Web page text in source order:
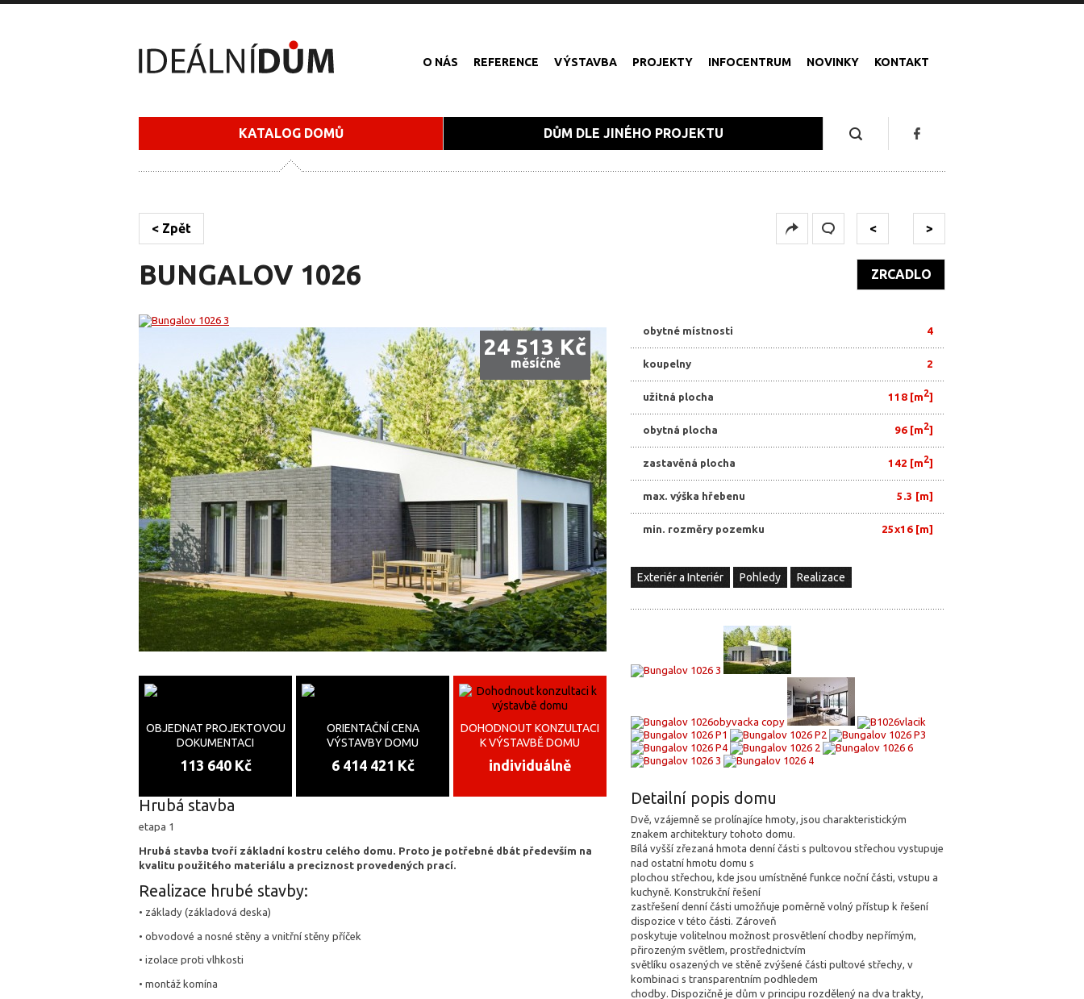
O NÁS REFERENCE VÝSTAVBA PROJEKTY INFOCENTRUM NOVINKY KONTAKT
KATALOG DOMŮ DŮM DLE JINÉHO PROJEKTU
>
<
< Zpět
BUNGALOV 1026 ZRCADLO
24 513 Kč
měsíčně
OBJEDNAT PROJEKTOVOU
DOKUMENTACI
113 640 Kč
ORIENTAČNÍ CENA
VÝSTAVBY DOMU
6 414 421 Kč
DOHODNOUT KONZULTACI
K VÝSTAVBĚ DOMU
individuálně
Hrubá stavba
etapa 1
Hrubá stavba tvoří základní kostru celého domu. Proto je potřebné dbát především na
kvalitu použitého materiálu a preciznost provedených prací.
Realizace hrubé stavby:
• základy (základová deska)
• obvodové a nosné stěny a vnitřní stěny příček
• izolace proti vlhkosti
• montáž komína
obytné místnosti 4
koupelny 2
užitná plocha 118 [m2]
obytná plocha 96 [m2]
zastavěná plocha 142 [m2]
max. výška hřebenu 5.3 [m]
min. rozměry pozemku 25x16 [m]
Exteriér a Interiér Pohledy Realizace
Detailní popis domu
Dvě, vzájemně se prolínajíce hmoty, jsou charakteristickým
znakem architektury tohoto domu.
Bílá vyšší zřezaná hmota denní části s pultovou střechou vystupuje
nad ostatní hmotu domu s
plochou střechou, kde jsou umístněné funkce noční části, vstupu a
kuchyně. Konstrukční řešení
zastřešení denní části umožňuje poměrně volný přístup k řešení
dispozice v této části. Zároveň
poskytuje volitelnou možnost prosvětlení chodby nepřímým,
přirozeným světlem, prostřednictvím
světlíku osazených ve stěně zvýšené části pultové střechy, v
kombinaci s transparentním podhledem
chodby. Dispozičně je dům v principu rozdělený na dva trakty,